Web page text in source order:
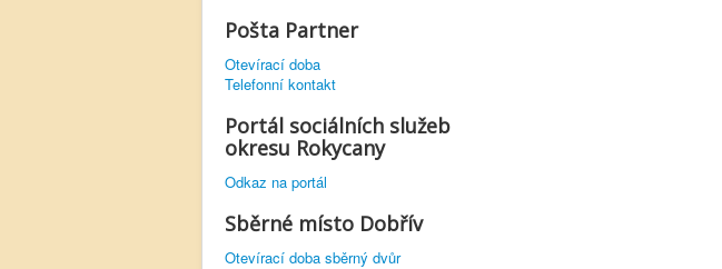
Pošta Partner
Otevírací doba
Telefonní kontakt
Portál sociálních služeb
okresu Rokycany
Odkaz na portál
Sběrné místo Dobřív
Otevírací doba sběrný dvůr